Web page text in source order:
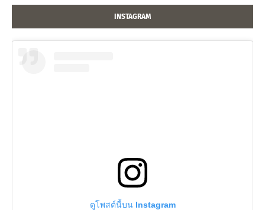
INSTAGRAM
ดูโพสต์นี้บน Instagram